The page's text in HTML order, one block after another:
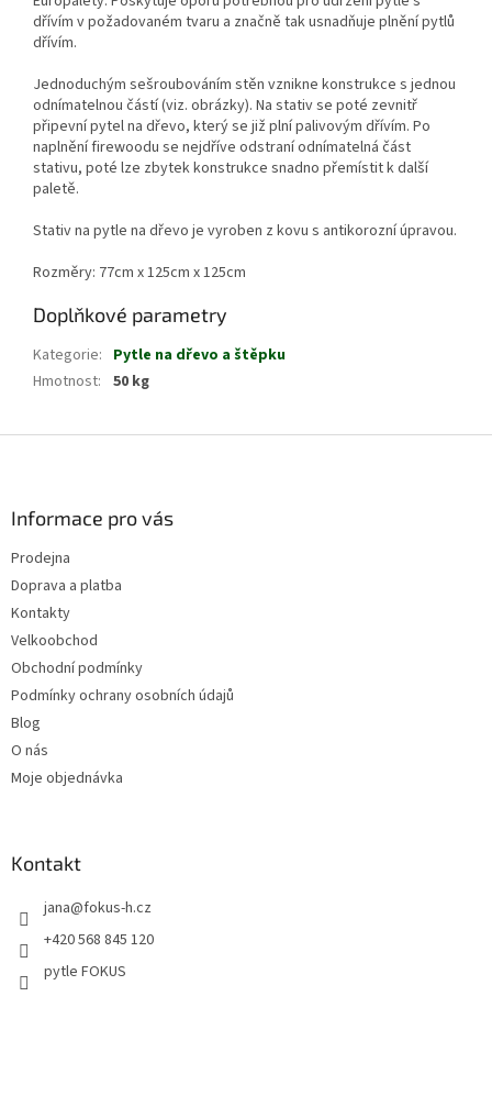
dřívím v požadovaném tvaru a značně tak usnadňuje plnění pytlů
dřívím.
Jednoduchým sešroubováním stěn vznikne konstrukce s jednou
odnímatelnou částí (viz. obrázky). Na stativ se poté zevnitř
připevní pytel na dřevo, který se již plní palivovým dřívím. Po
naplnění firewoodu se nejdříve odstraní odnímatelná část
stativu, poté lze zbytek konstrukce snadno přemístit k další
paletě.
Stativ na pytle na dřevo je vyroben z kovu s antikorozní úpravou.
Rozměry: 77cm x 125cm x 125cm
Doplňkové parametry
Kategorie: Pytle na dřevo a štěpku
Hmotnost: 50 kg
Informace pro vás
Prodejna
Doprava a platba
Kontakty
Velkoobchod
Obchodní podmínky
Podmínky ochrany osobních údajů
Blog
O nás
Moje objednávka
Kontakt
jana@fokus-h.cz
+420 568 845 120
pytle FOKUS